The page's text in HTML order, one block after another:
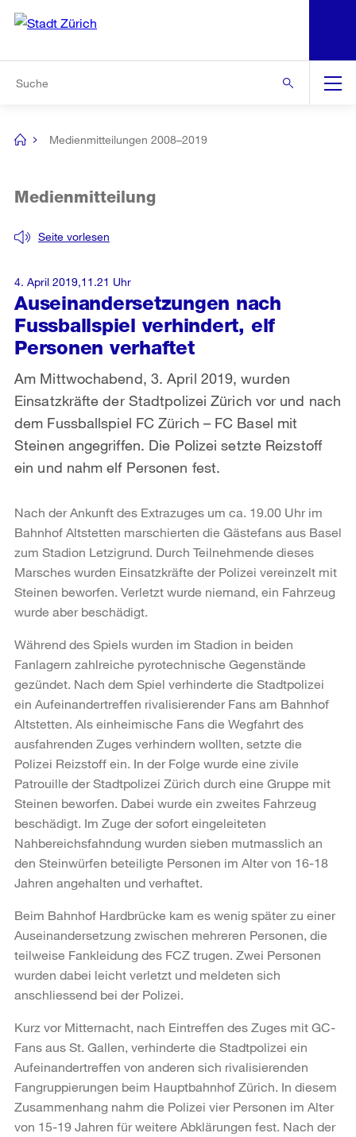
Navigation
[no
Medienmitteilungen 2008–2019
Auseinandersetzungen nach
Fussballspiel verhindert, elf
Personen verhaftet
Seite vorlesen
Medienmitteilung
Am Mittwochabend, 3. April 2019, wurden
Einsatzkräfte der Stadtpolizei Zürich vor und nach
dem Fussballspiel FC Zürich – FC Basel mit
Steinen angegriffen. Die Polizei setzte Reizstoff
ein und nahm elf Personen fest.
4. April 2019,11.21 Uhr
Nach der Ankunft des Extrazuges um ca. 19.00 Uhr im
Bahnhof Altstetten marschierten die Gästefans aus Basel
zum Stadion Letzigrund. Durch Teilnehmende dieses
Marsches wurden Einsatzkräfte der Polizei vereinzelt mit
Steinen beworfen. Verletzt wurde niemand, ein Fahrzeug
wurde aber beschädigt.
Während des Spiels wurden im Stadion in beiden
Fanlagern zahlreiche pyrotechnische Gegenstände
gezündet. Nach dem Spiel verhinderte die Stadtpolizei
ein Aufeinandertreffen rivalisierender Fans am Bahnhof
Altstetten. Als einheimische Fans die Wegfahrt des
ausfahrenden Zuges verhindern wollten, setzte die
Polizei Reizstoff ein. In der Folge wurde eine zivile
Patrouille der Stadtpolizei Zürich durch eine Gruppe mit
Steinen beworfen. Dabei wurde ein zweites Fahrzeug
beschädigt. Im Zuge der sofort eingeleiteten
Nahbereichsfahndung wurden sieben mutmasslich an
den Steinwürfen beteiligte Personen im Alter von 16-18
Jahren angehalten und verhaftet.
Beim Bahnhof Hardbrücke kam es wenig später zu einer
Auseinandersetzung zwischen mehreren Personen, die
teilweise Fankleidung des FCZ trugen. Zwei Personen
wurden dabei leicht verletzt und meldeten sich
anschliessend bei der Polizei.
Kurz vor Mitternacht, nach Eintreffen des Zuges mit GC-
Fans aus St. Gallen, verhinderte die Stadtpolizei ein
Aufeinandertreffen von anderen sich rivalisierenden
Fangruppierungen beim Hauptbahnhof Zürich. In diesem
Zusammenhang nahm die Polizei vier Personen im Alter
von 15-19 Jahren für weitere Abklärungen fest. Nach der